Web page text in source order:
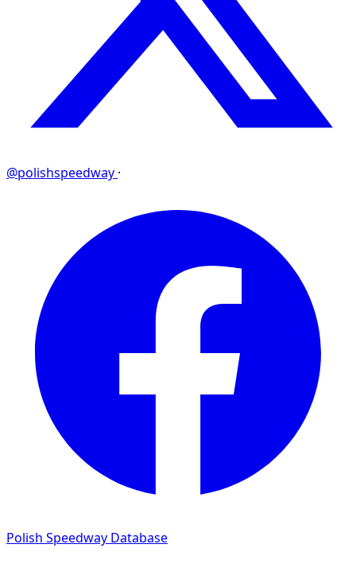
@polishspeedway ·
Polish Speedway Database